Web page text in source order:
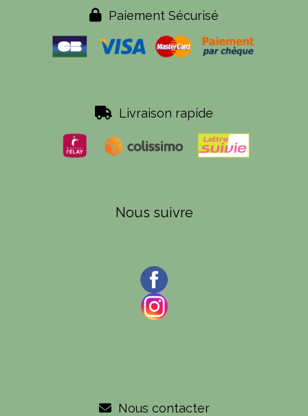
 Paiement Sécurisé
 Livraison rapide
Nous suivre
Nous contacter